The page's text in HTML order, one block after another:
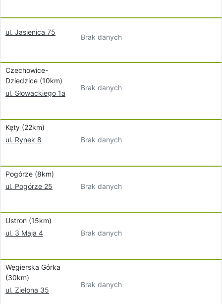
ul. Jasienica 75
Brak danych
Czechowice-
Dziedzice (10km)
ul. Słowackiego 1a
Brak danych
Kęty (22km)
ul. Rynek 8
Brak danych
Pogórze (8km)
ul. Pogórze 25
Brak danych
Ustroń (15km)
ul. 3 Maja 4
Brak danych
Węgierska Górka
(30km)
ul. Zielona 35
Brak danych